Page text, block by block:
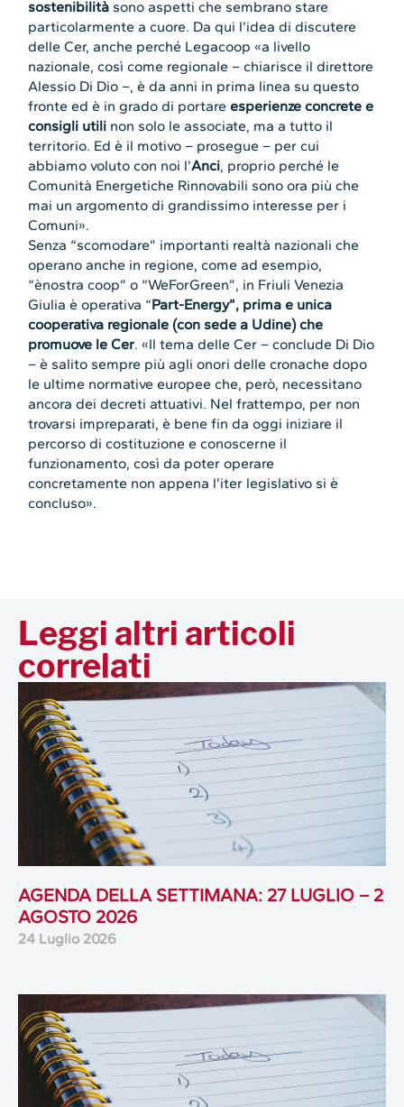
sostenibilità sono aspetti che sembrano stare
particolarmente a cuore. Da qui l’idea di discutere
delle Cer, anche perché Legacoop «a livello
nazionale, così come regionale – chiarisce il direttore
Alessio Di Dio –, è da anni in prima linea su questo
fronte ed è in grado di portareesperienze concrete e
consigli utili non solo le associate, ma a tutto il
territorio. Ed è il motivo – prosegue – per cui
abbiamo voluto con noi l’Anci, proprio perché le
Comunità Energetiche Rinnovabili sono ora più che
mai un argomento di grandissimo interesse per i
Comuni».
Senza “scomodare” importanti realtà nazionali che
operano anche in regione, come ad esempio,
“ènostra coop” o “WeForGreen”, in Friuli Venezia
Giulia è operativa “Part-Energy”, prima e unica
cooperativa regionale (con sede a Udine) che
promuove le Cer. «Il tema delle Cer – conclude Di Dio
– è salito sempre più agli onori delle cronache dopo
le ultime normative europee che, però, necessitano
ancora dei decreti attuativi. Nel frattempo, per non
trovarsi impreparati, è bene fin da oggi iniziare il
percorso di costituzione e conoscerne il
funzionamento, così da poter operare
concretamente non appena l’iter legislativo si è
concluso».
Leggi altri articoli
correlati
AGENDA DELLA SETTIMANA: 27 LUGLIO – 2
AGOSTO 2026
24 Luglio 2026